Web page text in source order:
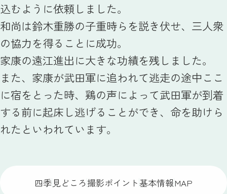
込むように依頼しました。
和尚は鈴木重勝の子重時らを説き伏せ、三人衆
の協力を得ることに成功。
家康の遠江進出に大きな功績を残しました。
また、家康が武田軍に追われて逃走の途中ここ
に宿をとった時、鶏の声によって武田軍が到着
する前に起床し逃げることができ、命を助けら
れたといわれています。
四季見どころ撮影ポイント 基本情報MAP